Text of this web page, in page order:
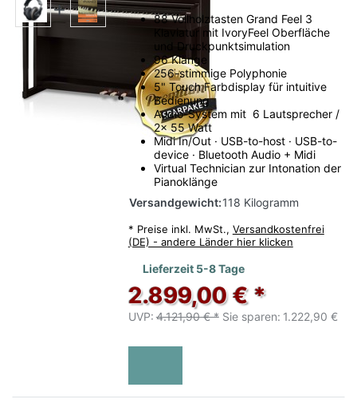
88 Vollholztasten Grand Feel 3
Klaviatur mit IvoryFeel Oberfläche
und Druckpunktsimulation
96 Klänge
256-stimmige Polyphonie
5" Touch Farbdisplay für intuitive
Bedienung
Audio-System mit 6 Lautsprecher /
2x 55 Watt
Midi In/Out · USB-to-host · USB-to-
device · Bluetooth Audio + Midi
Virtual Technician zur Intonation der
Pianoklänge
Versandgewicht:118 Kilogramm
* Preise inkl. MwSt., Versandkostenfrei
(DE) - andere Länder hier klicken
Lieferzeit 5-8 Tage
2.899,00 € *
UVP: 4.121,90 € * Sie sparen: 1.222,90 €